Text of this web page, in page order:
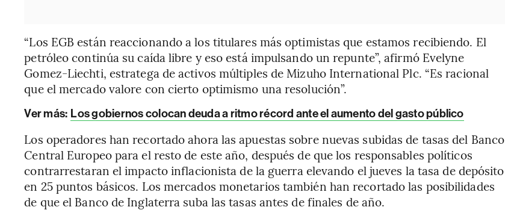
“Los EGB están reaccionando a los titulares más optimistas que estamos recibiendo. El
petróleo continúa su caída libre y eso está impulsando un repunte”, afirmó Evelyne
Gomez-Liechti, estratega de activos múltiples de Mizuho International Plc. “Es racional
que el mercado valore con cierto optimismo una resolución”.
Ver más: Los gobiernos colocan deuda a ritmo récord ante el aumento del gasto público
Los operadores han recortado ahora las apuestas sobre nuevas subidas de tasas del Banco
Central Europeo para el resto de este año, después de que los responsables políticos
contrarrestaran el impacto inflacionista de la guerra elevando el jueves la tasa de depósito
en 25 puntos básicos. Los mercados monetarios también han recortado las posibilidades
de que el Banco de Inglaterra suba las tasas antes de finales de año.